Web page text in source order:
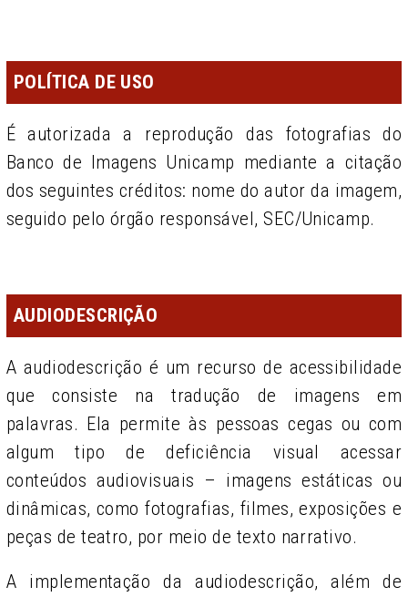
POLÍTICA DE USO
É autorizada a reprodução das fotografias do
Banco de Imagens Unicamp mediante a citação
dos seguintes créditos: nome do autor da imagem,
seguido pelo órgão responsável, SEC/Unicamp.
AUDIODESCRIÇÃO
A audiodescrição é um recurso de acessibilidade
que consiste na tradução de imagens em
palavras. Ela permite às pessoas cegas ou com
algum tipo de deficiência visual acessar
conteúdos audiovisuais – imagens estáticas ou
dinâmicas, como fotografi­as, filmes, exposições e
peças de teatro, por meio de texto narrativo.
A implementação da audiodescrição, além de